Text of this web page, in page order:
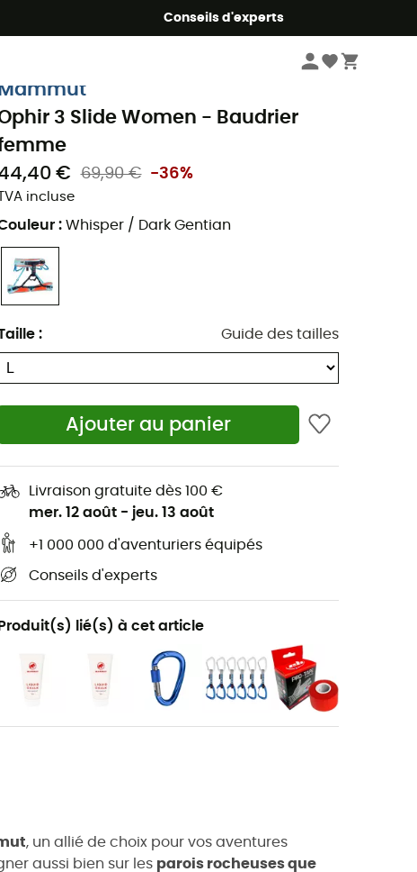
Conseils d'experts
3 Slide Women - Baudrier
€
69,90 € -36%
TVA incluse
: Whisper / Dark Gentian
: Guide des tailles
Ajouter au panier
Livraison gratuite dès 100 €
mer. 12 août - jeu. 13 août
+1 000 000 d'aventuriers équipés
Conseils d'experts
Produit(s) lié(s) à cet article
, un allié de choix pour vos aventures
aussi bien sur les parois rocheuses que